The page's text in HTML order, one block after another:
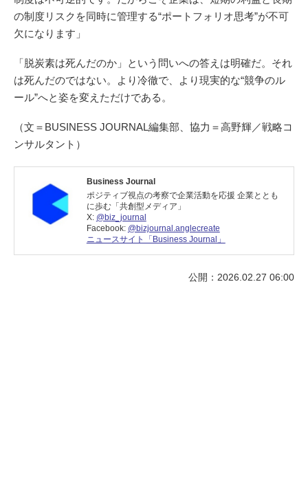
の制度リスクを同時に管理する“ポートフォリオ思考”が不可
欠になります」
「脱炭素は死んだのか」という問いへの答えは明確だ。それ
は死んだのではない。より冷徹で、より現実的な“競争のル
ール”へと姿を変えただけである。
（文＝BUSINESS JOURNAL編集部、協力＝高野輝／戦略コ
ンサルタント）
Business Journal
ポジティブ視点の考察で企業活動を応援 企業ととも
に歩む「共創型メディア」
X: @biz_journal
Facebook: @bizjournal.anglecreate
ニュースサイト「Business Journal」
公開：2026.02.27 06:00